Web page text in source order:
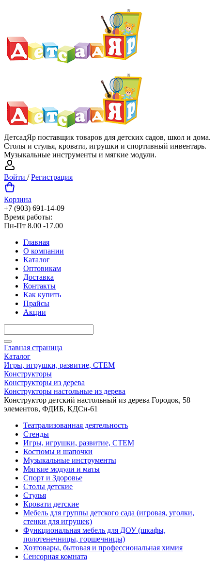
ДетсадЯр поставщик товаров для детских садов, школ и дома.
Столы и стулья, кровати, игрушки и спортивный инвентарь.
Музыкальные инструменты и мягкие модули.
Войти /Регистрация
Корзина
+7 (903) 691-14-09
Время работы:
Пн-Пт 8.00 -17.00
Главная
О компании
Каталог
Оптовикам
Доставка
Контакты
Как купить
Прайсы
Акции
Главная страница
Каталог
Игры, игрушки, развитие, СТЕМ
Конструкторы
Конструкторы из дерева
Конструкторы настольные из дерева
Конструктор детский настольный из дерева Городок, 58
элементов, ФДИБ, КДСн-61
Театрализованная деятельность
Стенды
Игры, игрушки, развитие, СТЕМ
Костюмы и шапочки
Музыкальные инструменты
Мягкие модули и маты
Спорт и Здоровье
Столы детские
Стулья
Кровати детские
Мебель для группы детского сада (игровая, уголки,
стенки для игрушек)
Функциональная мебель для ДОУ (шкафы,
полотенечницы, горшечницы)
Хозтовары, бытовая и профессиональная химия
Сенсорная комната